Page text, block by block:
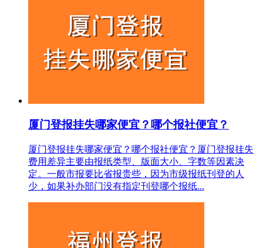
厦门登报挂失哪家便宜？哪个报社便宜？
厦门登报挂失哪家便宜？哪个报社便宜？厦门登报挂失
费用差异主要由报纸类型、版面大小、字数等因素决
定。一般市报要比省报贵些，因为市级报纸刊登的人
少，如果补办部门没有指定刊登哪个报纸...